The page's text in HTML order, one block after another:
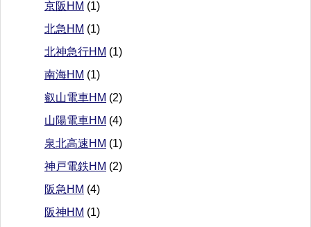
京阪HM (1)
北急HM (1)
北神急行HM (1)
南海HM (1)
叡山電車HM (2)
山陽電車HM (4)
泉北高速HM (1)
神戸電鉄HM (2)
阪急HM (4)
阪神HM (1)